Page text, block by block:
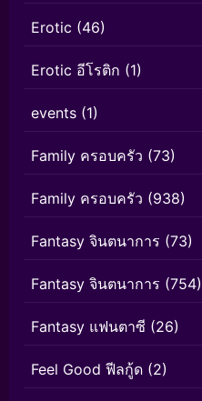
Erotic (46)
Erotic อีโรติก (1)
events (1)
Family ครอบครัว (73)
Family ครอบครัว (938)
Fantasy จินตนาการ (73)
Fantasy จินตนาการ (754)
Fantasy แฟนตาซี (26)
Feel Good ฟีลกู้ด (2)